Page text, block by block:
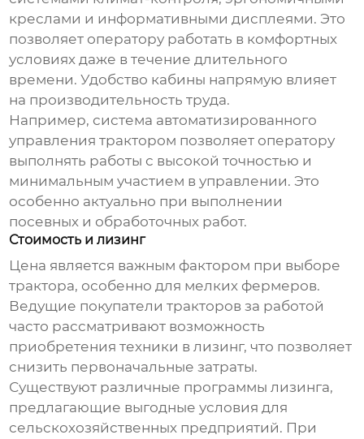
креслами и информативными дисплеями. Это
позволяет оператору работать в комфортных
условиях даже в течение длительного
времени. Удобство кабины напрямую влияет
на производительность труда.
Например, система автоматизированного
управления трактором позволяет оператору
выполнять работы с высокой точностью и
минимальным участием в управлении. Это
особенно актуально при выполнении
посевных и обработочных работ.
Стоимость и лизинг
Цена является важным фактором при выборе
трактора, особенно для мелких фермеров.
Ведущие покупатели тракторов за работой
часто рассматривают возможность
приобретения техники в лизинг, что позволяет
снизить первоначальные затраты.
Существуют различные программы лизинга,
предлагающие выгодные условия для
сельскохозяйственных предприятий. При